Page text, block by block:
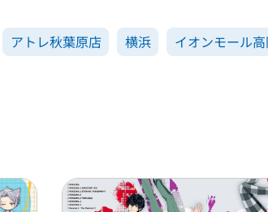
アトレ秋葉原店 横浜 イオンモール